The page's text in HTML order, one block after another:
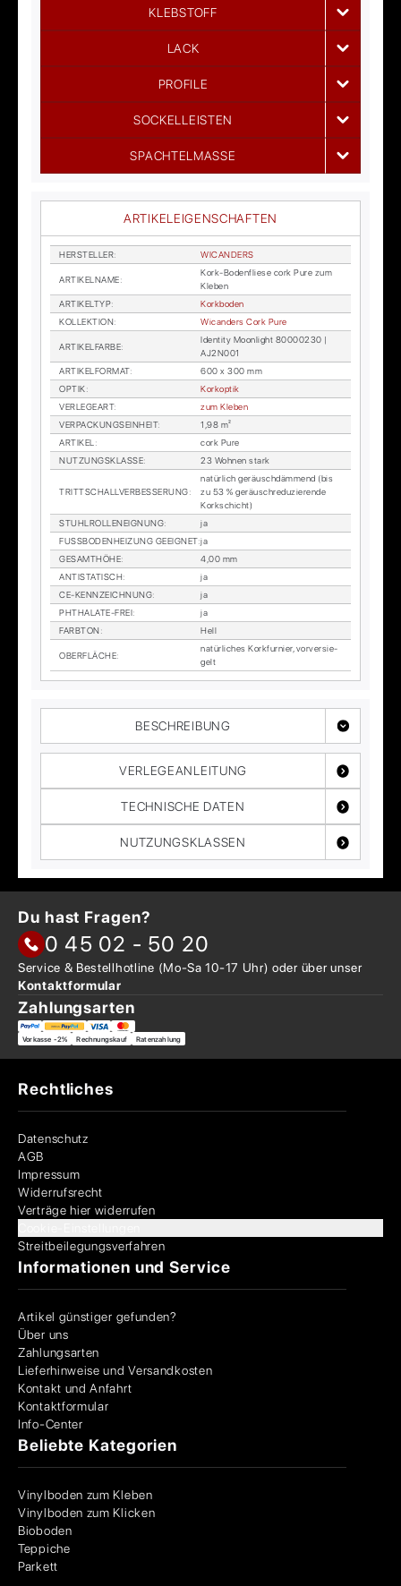
KLEBSTOFF
LACK
PROFILE
SOCKELLEISTEN
SPACHTELMASSE
ARTIKELEIGENSCHAFTEN
HER­STEL­LER: WI­CAN­DERS
AR­TI­KEL­NA­ME:
Kork-Bo­den­flie­se cork Pure zum
Kle­ben
AR­TI­KEL­TYP:
Kork­bo­den
KOL­LEK­TI­ON: Wi­can­ders Cork Pure
AR­TI­KEL­FAR­BE:
Iden­ti­ty Moon­light 80000230 |
AJ2N001
AR­TI­KEL­FOR­MAT:
600 x 300 mm
OP­TIK:
Kor­kop­tik
VER­LE­GE­ART:
zum Kle­ben
VER­PA­CKUNGS­EIN­HEIT:
1,98 m²
AR­TI­KEL:
cork Pure
NUT­ZUNGS­KLAS­SE: 23 Woh­nen stark
TRITT­SCHALL­VER­BES­SE­RUNG:
na­tür­lich ge­räusch­däm­mend (bis
zu 53 % ge­räusch­re­du­zie­ren­de
Kork­schicht)
STUHL­ROL­LEN­EIG­NUNG:
ja
FUSS­BO­DEN­HEI­ZUNG GE­EIG­NET:ja
GE­SAMT­HÖ­HE:
4,00 mm
AN­TI­STA­TISCH:
ja
CE-KENN­ZEICH­NUNG:
ja
PHTHA­LA­TE-FREI:
ja
FARB­TON: Hell
OBER­FLÄ­CHE:
na­tür­li­ches Kork­fur­nier, vor­ver­sie­
gelt
BESCHREIBUNG
VERLEGEANLEITUNG
TECHNISCHE DATEN
NUTZUNGSKLASSEN
Du hast Fragen?
0 45 02 - 50 20
Service & Bestellhotline (Mo-Sa 10-17 Uhr) oder überunser
Kontaktformular
Zahlungsarten
Vorkasse -2% Rechnungskauf Ratenzahlung
Rechtliches
Datenschutz
AGB
Impressum
Widerrufsrecht
Verträge hier widerrufen
Streitbeilegungsverfahren
Informationen und Service
Artikel günstiger gefunden?
Über uns
Zahlungsarten
Lieferhinweise und Versandkosten
Kontakt und Anfahrt
Kontaktformular
Info-Center
Beliebte Kategorien
Vinylboden zum Kleben
Vinylboden zum Klicken
Bioboden
Teppiche
Parkett